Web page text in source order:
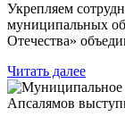
Укрепляем
муниципальных
Отечества»
Читать далее